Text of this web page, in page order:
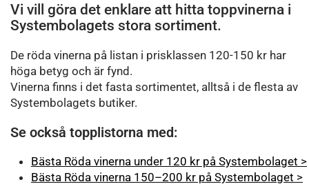
Vi vill göra det enklare att hitta toppvinerna i
Systembolagets stora sortiment.
De röda vinerna på listan i prisklassen 120-150 kr har
höga betyg och är fynd.
Vinerna finns i det fasta sortimentet, alltså i de flesta av
Systembolagets butiker.
Se också topplistorna med:
Bästa Röda vinerna under 120 kr på Systembolaget >
Bästa Röda vinerna 150–200 kr på Systembolaget >